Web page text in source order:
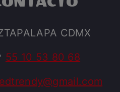
CDMX
55 10 53 80 68